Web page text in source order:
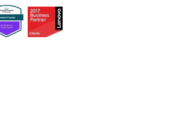
С 4 GPU
С 8 GPU